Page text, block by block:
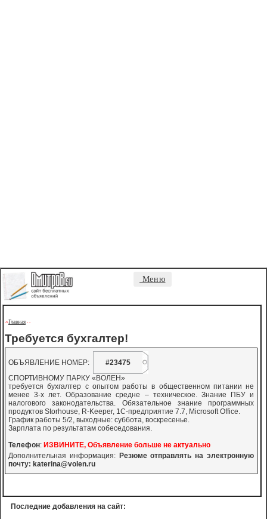
Меню
->Главная - -
Требуется бухгалтер!
ОБЪЯВЛЕНИЕ НОМЕР:
#23475
СПОРТИВНОМУ ПАРКУ «ВОЛЕН»
требуется бухгалтер с опытом работы в общественном питании не
менее 3-х лет. Образование средне – техническое. Знание ПБУ и
налогового законодательства. Обязательное знание программных
продуктов Storhouse, R-Keeper, 1C-предприятие 7.7, Microsoft Office.
График работы 5/2, выходные: суббота, воскресенье.
Зарплата по результатам собеседования.
Телефон: ИЗВИНИТЕ, Объявление больше не актуально
Дополнительная информация: Резюме отправлять на электронную
почту: katerina@volen.ru
Последние добавления на сайт: